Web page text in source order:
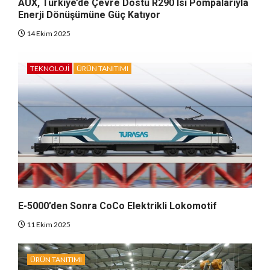
AUX, Türkiye’de Çevre Dostu R290 Isı Pompalarıyla
Enerji Dönüşümüne Güç Katıyor
14 Ekim 2025
TEKNOLOJI ÜRÜN TANITIMI
E-5000’den Sonra CoCo Elektrikli Lokomotif
11 Ekim 2025
ÜRÜN TANITIMI